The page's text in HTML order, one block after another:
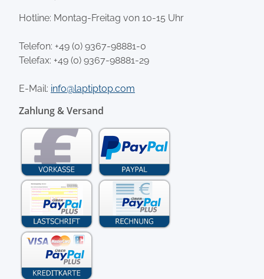
Hotline: Montag-Freitag von 10-15 Uhr
Telefon: +49 (0) 9367-98881-0
Telefax: +49 (0) 9367-98881-29
E-Mail: info@laptiptop.com
Zahlung & Versand